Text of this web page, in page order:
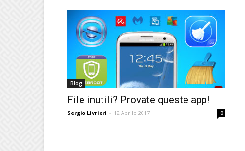
Blog
File inutili? Provate queste app!
Sergio Livrieri - 12 Aprile 2017 0